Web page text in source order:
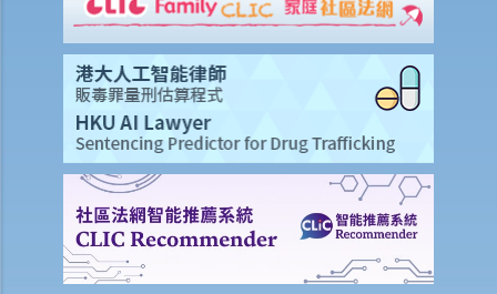
僱員可否向勞工處報告與工作有關的意外？
其他有關工傷的事項
如何安排支付工傷賠償？
若然我不能與僱主和平地解決工傷賠償問題，將案件呈交法院的時限是
若然我對條例所給予的補償感到不滿，或者我認為僱主忽略了應有的安
全措施，我可否進一步提出申索？